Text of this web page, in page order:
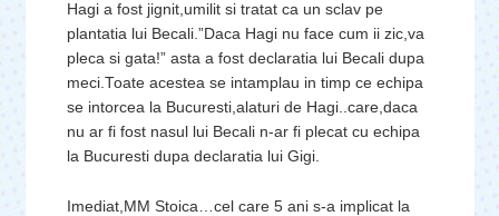
Hagi a fost jignit,umilit si tratat ca un sclav pe
plantatia lui Becali.”Daca Hagi nu face cum ii zic,va
pleca si gata!” asta a fost declaratia lui Becali dupa
meci.Toate acestea se intamplau in timp ce echipa
se intorcea la Bucuresti,alaturi de Hagi..care,daca
nu ar fi fost nasul lui Becali n-ar fi plecat cu echipa
la Bucuresti dupa declaratia lui Gigi.
Imediat,MM Stoica…cel care 5 ani s-a implicat la